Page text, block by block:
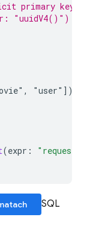
primary key
"uuidV4()")
, "user"])
(expr :
SQL